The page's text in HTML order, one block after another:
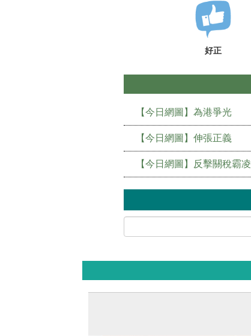
好正
【今日網圖】為港爭光
【今日網圖】伸張正義
【今日網圖】反擊關稅霸凌